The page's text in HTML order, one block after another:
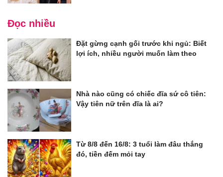
Đọc nhiều
Đặt gừng cạnh gối trước khi ngủ: Biết
lợi ích, nhiều người muốn làm theo
Nhà nào cũng có chiếc đĩa sứ cô tiên:
Vậy tiên nữ trên đĩa là ai?
Từ 8/8 đến 16/8: 3 tuổi làm đâu thắng
đó, tiền đếm mỏi tay